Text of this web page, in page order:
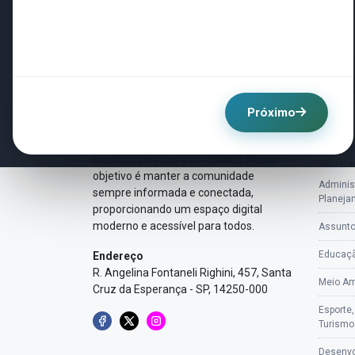
Próximo
Aqui você encontrará todas as
objetivo é manter a comunidade
sempre informada e conectada,
proporcionando um espaço digital
moderno e acessível para todos.
Endereço
R. Angelina Fontaneli Righini, 457, Santa
Cruz da Esperança - SP, 14250-000
LINKS
Meio
Turismo